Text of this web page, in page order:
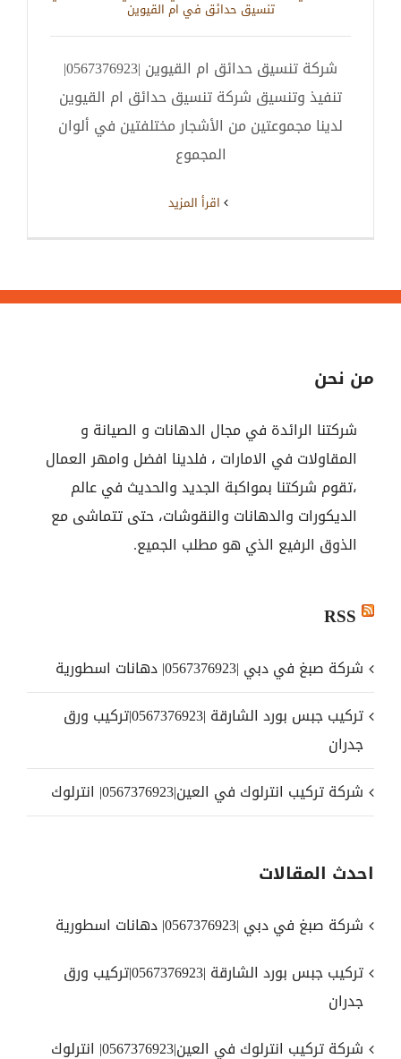
تنسيق حدائق في ام القيوين
شركة تنسيق حدائق ام القيوين |0567376923|
تنفيذ وتنسيق شركة تنسيق حدائق ام القيوين
لدينا مجموعتين من الأشجار مختلفتين في ألوان
المجموع
من نحن
شركتنا الرائدة في مجال الدهانات و الصيانة و
المقاولات في الامارات ، فلدينا افضل وامهر العمال
،تقوم شركتنا بمواكبة الجديد والحديث في عالم
الديكورات والدهانات والنقوشات، حتى تتماشى مع
الذوق الرفيع الذي هو مطلب الجميع.
RSS
شركة صبغ في دبي |0567376923| دهانات اسطورية
تركيب جبس بورد الشارقة |0567376923|تركيب ورق
جدران
شركة تركيب انترلوك في العين|0567376923| انترلوك
احدث المقالات
شركة صبغ في دبي |0567376923| دهانات اسطورية
تركيب جبس بورد الشارقة |0567376923|تركيب ورق
جدران
شركة تركيب انترلوك في العين|0567376923| انترلوك